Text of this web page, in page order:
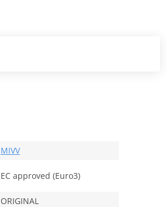
MIVV
EC approved (Euro3)
ORIGINAL